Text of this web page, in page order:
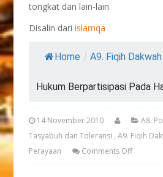
tongkat dan lain-lain.
Disalin dariislamqa
Home / A9. Fiqih
Hukum Berpartisipasi Pada
14 November 2010
A8.
Tasyabuh dan Toleransi ,A9. Fiqih
Perayaan
Comments Off